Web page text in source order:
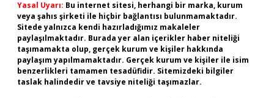
Yasal Uyarı: Bu internet sitesi, herhangi bir marka, kurum
veya şahıs şirketi ile hiçbir bağlantısı bulunmamaktadır.
Sitede yalnızca kendi hazırladığımız makaleler
paylaşılmaktadır. Burada yer alan içerikler haber niteliği
taşımamakta olup, gerçek kurum ve kişiler hakkında
paylaşım yapılmamaktadır. Gerçek kurum ve kişiler ile isim
benzerlikleri tamamen tesadüfidir. Sitemizdeki bilgiler
taslak halindedir ve tavsiye niteliği taşımazlar.